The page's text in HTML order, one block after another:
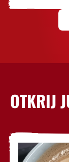
OTKRIJ